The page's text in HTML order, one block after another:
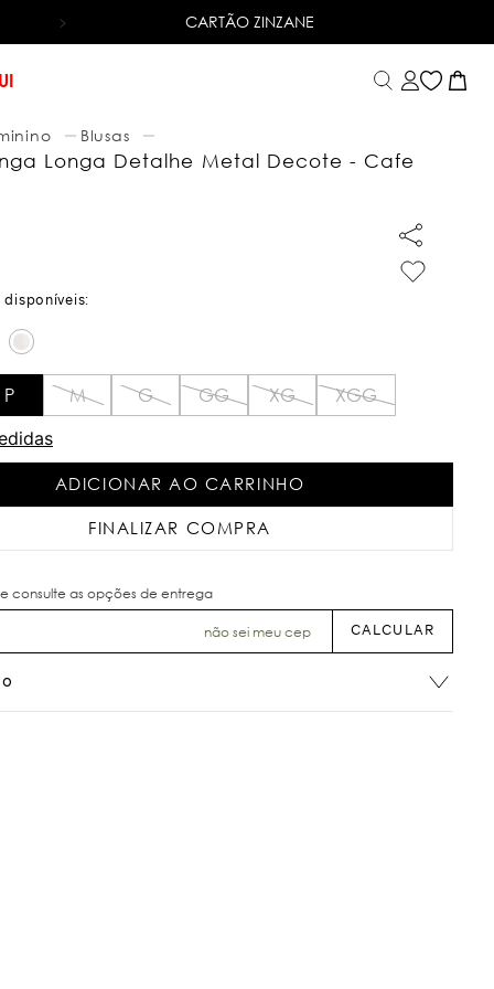
6X SEM JUROSNO CARTÃO DE CRÉDITO
CARTÃO ZINZANE
Blusas
Longa Detalhe Metal Decote - Cafe
P M G GG XG
XGG
ADICIONAR AO CARRINHO
FINALIZAR COMPRA
não sei meu cep